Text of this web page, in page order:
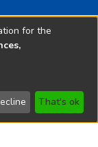
estan
por
for the
That's ok